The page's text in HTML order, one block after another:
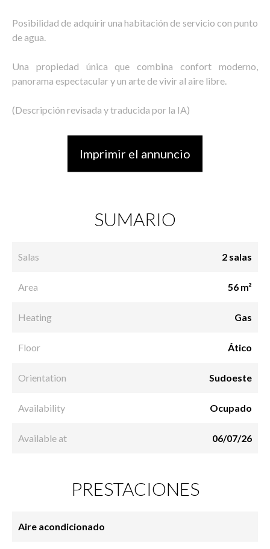
Posibilidad de adquirir una habitación de servicio con punto
de agua.
Una propiedad única que combina confort moderno,
panorama espectacular y un arte de vivir al aire libre.
(Descripción revisada y traducida por la IA)
Imprimir el annuncio
SUMARIO
Salas 2 salas
Area 56 m²
Heating Gas
Floor Ático
Orientation Sudoeste
Availability Ocupado
Available at 06/07/26
PRESTACIONES
Aire acondicionado